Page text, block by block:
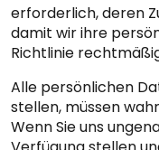
erforderlich, deren
damit wir ihre
Richtlinie
Alle persönlichen
stellen, müssen
Wenn Sie uns